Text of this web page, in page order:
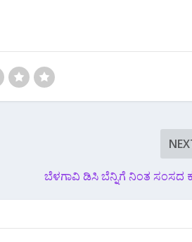
ಬೆಳಗಾವಿ ಡಿಸಿ ಬೆನ್ನಿಗೆ ನಿಂತ ಸಂಸದ